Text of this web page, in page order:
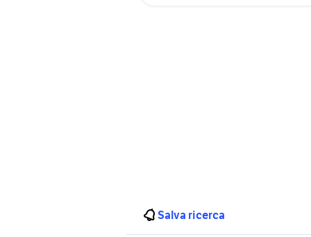
Salva ricerca